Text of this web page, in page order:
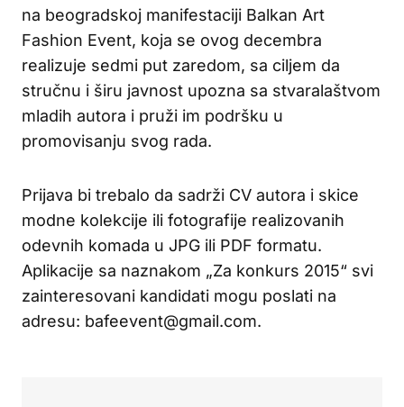
na beogradskoj manifestaciji Balkan Art
Fashion Event, koja se ovog decembra
realizuje sedmi put zaredom, sa ciljem da
stručnu i širu javnost upozna sa stvaralaštvom
mladih autora i pruži im podršku u
promovisanju svog rada.
Prijava bi trebalo da sadrži CV autora i skice
modne kolekcije ili fotografije realizovanih
odevnih komada u JPG ili PDF formatu.
Aplikacije sa naznakom „Za konkurs 2015“ svi
zainteresovani kandidati mogu poslati na
adresu: bafeevent@gmail.com.